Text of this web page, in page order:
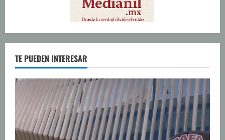
TE PUEDEN INTERESAR